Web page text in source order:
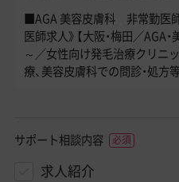
■AGA 美容皮膚科 非常勤医
医師求人》【大阪・梅田／AGA
～／女性向け発毛治療クリニ
療、美容皮膚科での問診・処方
サポート相談内容
求人紹介